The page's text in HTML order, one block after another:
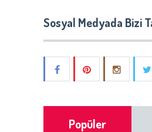
Sosyal Medyada Bizi
Popüler